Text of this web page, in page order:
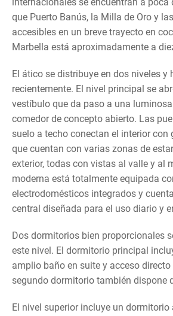
que Puerto Banús, la Milla de Oro y
accesibles en un breve trayecto en
Marbella está aproximadamente a
El ático se distribuye en dos niveles y
recientemente. El nivel principal se
vestíbulo que da paso a una
comedor de concepto abierto. Las
suelo a techo conectan el interior con
que cuentan con varias zonas de
exterior, todas con vistas al valle y al
moderna está totalmente equipada
electrodomésticos integrados y
central diseñada para el uso diario y
Dos dormitorios bien proporcionales
este nivel. El dormitorio principal
amplio baño en suite y acceso directo
segundo dormitorio también dispone
El nivel superior incluye un